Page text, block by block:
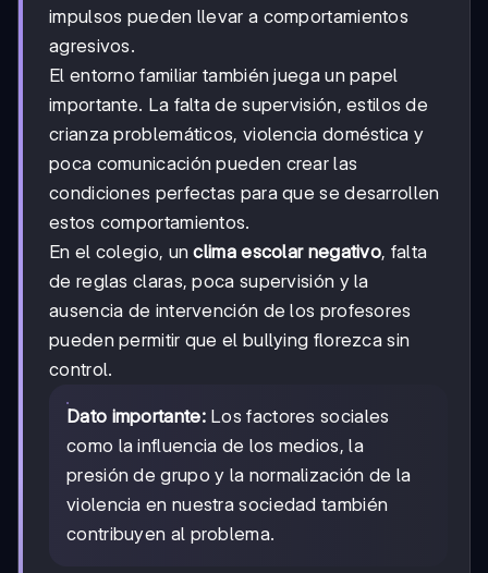
impulsos pueden llevar a comportamientos
agresivos.
El entorno familiar también juega un papel
importante. La falta de supervisión, estilos de
crianza problemáticos, violencia doméstica y
poca comunicación pueden crear las
condiciones perfectas para que se desarrollen
estos comportamientos.
En el colegio, unclima escolar negativo, falta
de reglas claras, poca supervisión y la
ausencia de intervención de los profesores
pueden permitir que el bullying florezca sin
control.
Dato importante:Los factores sociales
como la influencia de los medios, la
presión de grupo y la normalización de la
violencia en nuestra sociedad también
contribuyen al problema.